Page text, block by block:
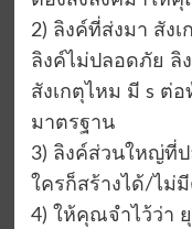
2) ลิงค์ที่ส่งมา สัง
ลิงค์ไม่ปลอดภัย ลิ
สังเกตุไหม มี s ต่
มาตรฐาน
3) ลิงค์ส่วนใหญ่ที่
ใครก็สร้างได้/ไม่
4) ให้คุณจำไว้ว่า